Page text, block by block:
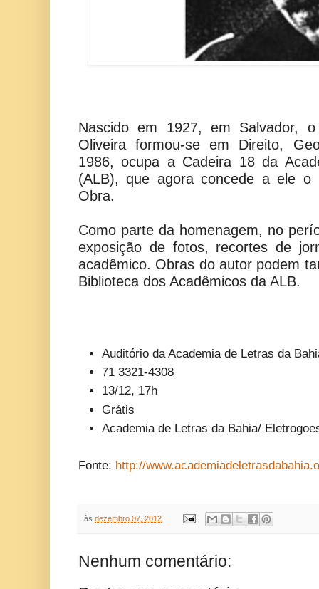
Nascido em 1927, em Salvador,
Oliveira formou-se em Direito,
1986, ocupa a Cadeira 18 da
(ALB), que agora concede a ele o
Obra.
Como parte da homenagem, no
exposição de fotos, recortes de
acadêmico. Obras do autor podem
Biblioteca dos Acadêmicos da ALB.
Auditório da Academia de Letras da
71 3321-4308
13/12, 17h
Grátis
Academia de Letras da Bahia/
Fonte: http://
às dezembro 07, 2012
Nenhum comentário: